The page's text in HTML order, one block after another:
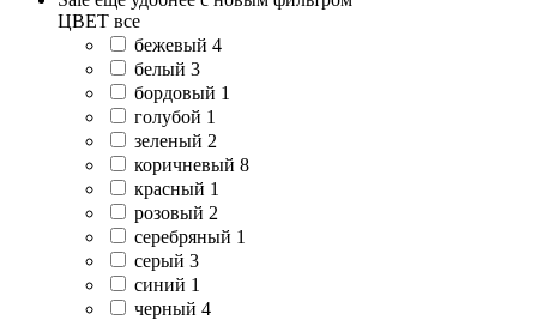
ЦВЕТ все
бежевый 4
белый 3
бордовый 1
голубой 1
зеленый 2
коричневый 8
красный 1
розовый 2
серебряный 1
серый 3
синий 1
черный 4